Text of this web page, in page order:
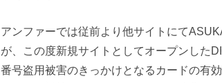
アンファーでは従前より他サイトにて
が、この度新規サイトとしてオープンした
番号盗用被害のきっかけとなるカードの有